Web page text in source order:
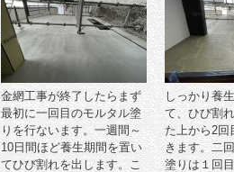
金網工事が終了したらまず
最初に一回目のモルタル塗
りを行ないます。一週間～
10日間ほど養生期間を置い
てひび割れを出します。こ
しっかり養
て、ひび割
た上から2回
きます。二
塗りは１回